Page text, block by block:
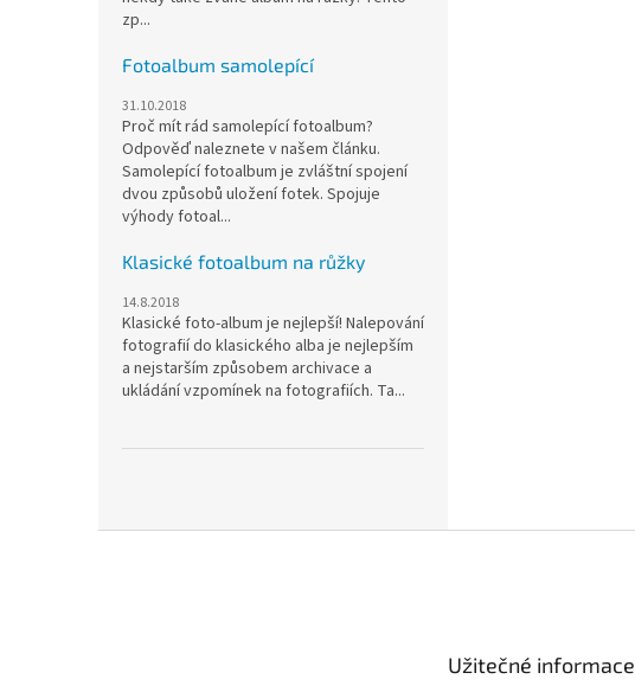
zp...
Fotoalbum samolepící
31.10.2018
Proč mít rád samolepící fotoalbum?
Odpověď naleznete v našem článku.
Samolepící fotoalbum je zvláštní spojení
dvou způsobů uložení fotek. Spojuje
výhody fotoal...
Klasické fotoalbum na růžky
14.8.2018
Klasické foto-album je nejlepší! Nalepování
fotografií do klasického alba je nejlepším
a nejstarším způsobem archivace a
ukládání vzpomínek na fotografiích. Ta...
Užitečné informace